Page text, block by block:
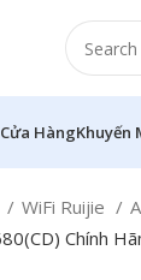
Cửa HàngKhuyến
WiFi Ruijie